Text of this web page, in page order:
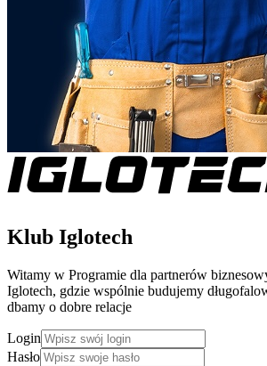
Klub Iglotech
Witamy w Programie dla partnerów
Iglotech, gdzie wspólnie budujemy
dbamy o dobre relacje
Login
Hasło